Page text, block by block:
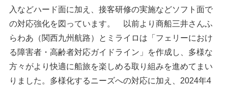
入などハード面に加え、接客研修の実施などソフト面で
の対応強化を図っています。 以前より商船三井さんふ
らわあ（関西九州航路）とミライロは「フェリーにおけ
る障害者・高齢者対応ガイドライン」を作成し、多様な
方々がより快適に船旅を楽しめる取り組みを進めてまい
りました。多様化するニーズへの対応に加え、2024年4